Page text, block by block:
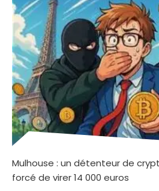
Mulhouse : un détenteur de
forcé de virer 14 000 euros